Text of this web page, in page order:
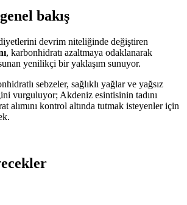
bakış
devrim niteliğinde değiştiren
, karbonhidratı azaltmaya odaklanarak
yenilikçi bir yaklaşım sunuyor.
sebzeler, sağlıklı yağlar ve yağsız
vurguluyor; Akdeniz esintisinin tadını
alımını kontrol altında tutmak isteyenler için